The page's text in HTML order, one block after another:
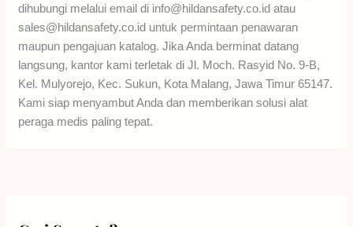
dihubungi melalui email di info@hildansafety.co.id atau
sales@hildansafety.co.id untuk permintaan penawaran
maupun pengajuan katalog. Jika Anda berminat datang
langsung, kantor kami terletak di Jl. Moch. Rasyid No. 9-B,
Kel. Mulyorejo, Kec. Sukun, Kota Malang, Jawa Timur 65147.
Kami siap menyambut Anda dan memberikan solusi alat
peraga medis paling tepat.